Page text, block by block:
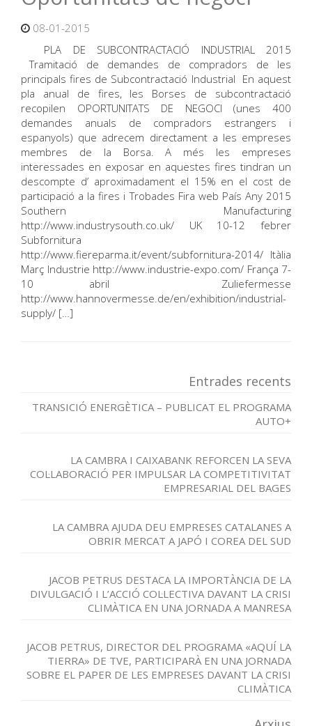
08-01-2015
PLA DE SUBCONTRACTACIÓ INDUSTRIAL 2015
Tramitació de demandes de compradors de les
principals fires de Subcontractació Industrial En aquest
pla anual de fires, les Borses de subcontractació
recopilen OPORTUNITATS DE NEGOCI (unes 400
demandes anuals de compradors estrangers i
espanyols) que adrecem directament a les empreses
membres de la Borsa. A més les empreses
interessades en exposar en aquestes fires tindran un
descompte d’ aproximadament el 15% en el cost de
participació a la fires i Trobades Fira web País Any 2015
Southern Manufacturing
http://www.industrysouth.co.uk/ UK 10-12 febrer
Subfornitura
http://www.fiereparma.it/event/subfornitura-2014/ Itàlia
Març Industrie http://www.industrie-expo.com/ França 7-
10 abril Zuliefermesse
http://www.hannovermesse.de/en/exhibition/industrial-
supply/ […]
Entrades recents
TRANSICIÓ ENERGÈTICA – PUBLICAT EL PROGRAMA
AUTO+
LA CAMBRA I CAIXABANK REFORCEN LA SEVA
COL·LABORACIÓ PER IMPULSAR LA COMPETITIVITAT
EMPRESARIAL DEL BAGES
LA CAMBRA AJUDA DEU EMPRESES CATALANES A
OBRIR MERCAT A JAPÓ I COREA DEL SUD
JACOB PETRUS DESTACA LA IMPORTÀNCIA DE LA
DIVULGACIÓ I L’ACCIÓ COL·LECTIVA DAVANT LA CRISI
CLIMÀTICA EN UNA JORNADA A MANRESA
JACOB PETRUS, DIRECTOR DEL PROGRAMA «AQUÍ LA
TIERRA» DE TVE, PARTICIPARÀ EN UNA JORNADA
SOBRE EL PAPER DE LES EMPRESES DAVANT LA CRISI
CLIMÀTICA